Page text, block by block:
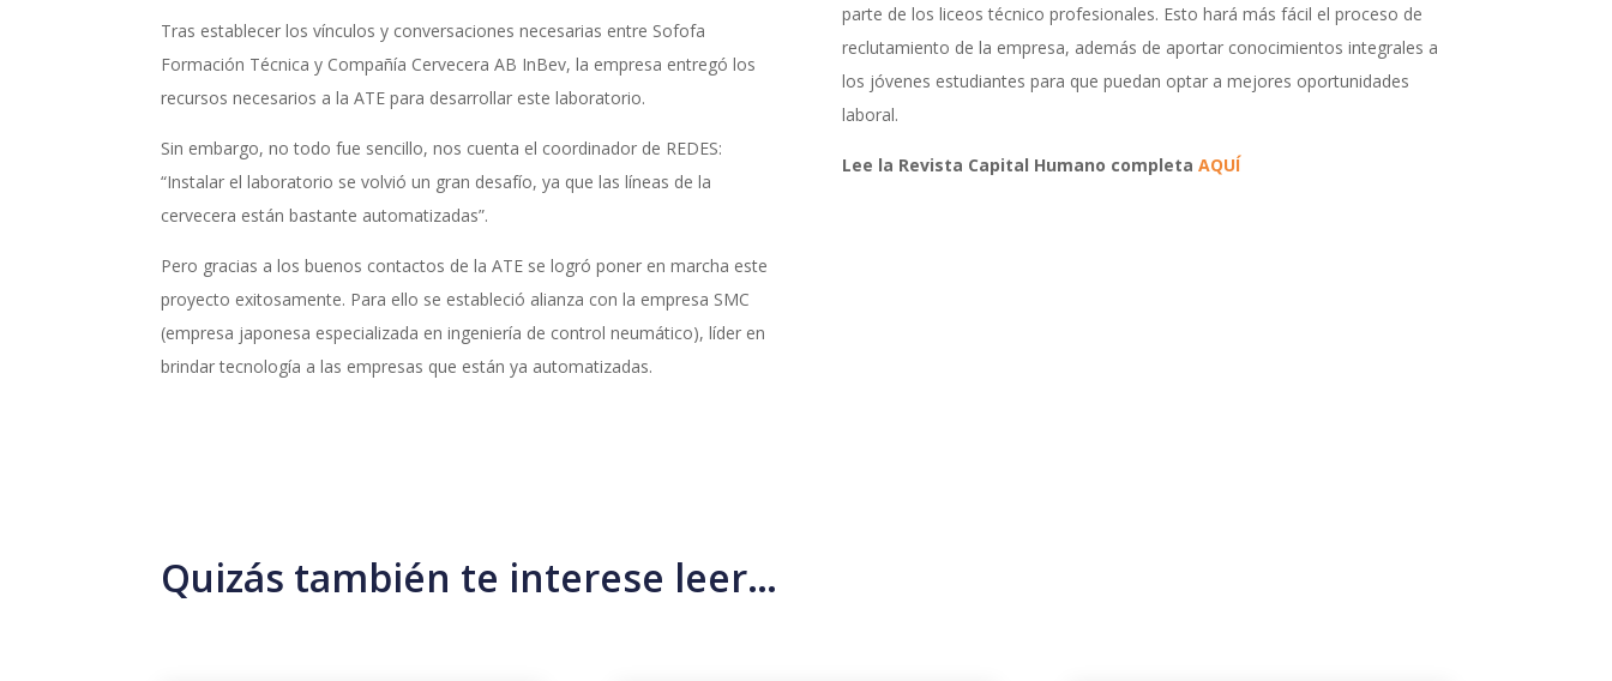
Tras establecer los vínculos y conversaciones necesarias entre Sofofa
Formación Técnica y Compañía Cervecera AB InBev, la empresa entregó los
recursos necesarios a la ATE para desarrollar este laboratorio.
Sin embargo, no todo fue sencillo, nos cuenta el coordinador de REDES:
“Instalar el laboratorio se volvió un gran desafío, ya que las líneas de la
cervecera están bastante automatizadas”.
Pero gracias a los buenos contactos de la ATE se logró poner en marcha este
proyecto exitosamente. Para ello se estableció alianza con la empresa SMC
(empresa japonesa especializada en ingeniería de control neumático), líder en
brindar tecnología a las empresas que están ya automatizadas.
parte de los liceos técnico profesionales. Esto hará más fácil el proceso de
reclutamiento de la empresa, además de aportar conocimientos integrales a
los jóvenes estudiantes para que puedan optar a mejores oportunidades
laboral.
Lee la Revista Capital Humano completa AQUÍ
Quizás también te interese leer…